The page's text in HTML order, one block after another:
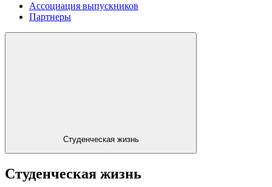
Ассоциация выпускников
Партнеры
Студенческая жизнь
Студенческая жизнь